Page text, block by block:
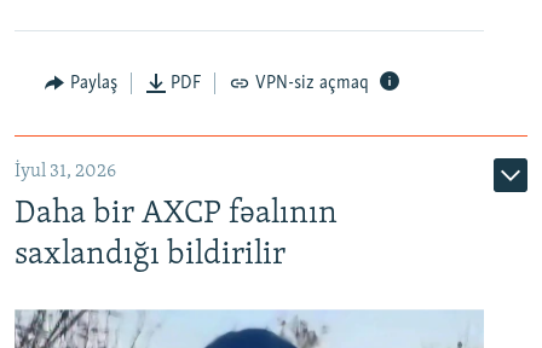
Paylaş PDF VPN-siz açmaq
İyul 31, 2026
Daha bir AXCP fəalının
saxlandığı bildirilir